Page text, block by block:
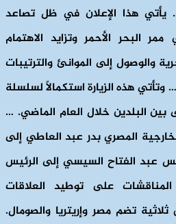
… يأتي هذا الإعلان في ظل تصاعد
البحر الأحمر وتزايد الاهتمام
والوصول إلى الموانئ والترتيبات
وتأتي هذه الزيارة استكمالاً لسلسلة
بين البلدين خلال العام الماضي. …
المصري بدر عبد العاطي إلى
عبد الفتاح السيسي إلى الرئيس
على توطيد العلاقات
ثلاثية تضم مصر وإريتريا والصومال.